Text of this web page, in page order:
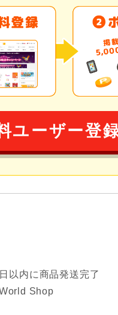
ユーザー登
以内に商品発送完了
Shop